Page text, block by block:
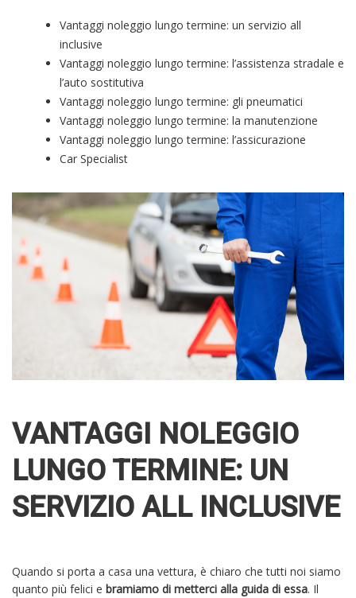
Vantaggi noleggio lungo termine: un servizio all
inclusive
Vantaggi noleggio lungo termine: l’assistenza stradale e
l’auto sostitutiva
Vantaggi noleggio lungo termine: gli pneumatici
Vantaggi noleggio lungo termine: la manutenzione
Vantaggi noleggio lungo termine: l’assicurazione
Car Specialist
VANTAGGI NOLEGGIO
LUNGO TERMINE: UN
SERVIZIO ALL INCLUSIVE
Quando si porta a casa una vettura, è chiaro che tutti noi siamo
quanto più felici e bramiamo di metterci alla guida di essa. Il